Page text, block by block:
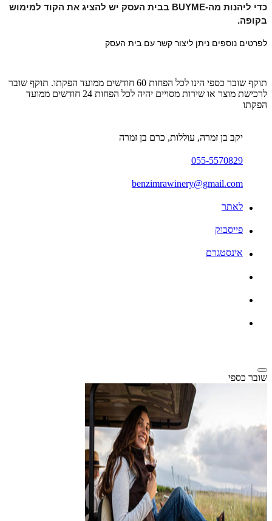
בקופה.
לפרטים נוספים ניתן ליצור קשר עם בית העסק
תוקף שובר כספי הינו לכל הפחות 60 חודשים ממועד הפקתו. תוקף שובר
לרכישת מוצר או שירות מסויים יהיה לכל הפחות 24 חודשים ממועד
הפקתו
יקב בן זמרה, עוללות, כרם בן זמרה
055-5570829
benzimrawinery@gmail.com
לאתר
פייסבוק
אינסטגרם
שובר כספי